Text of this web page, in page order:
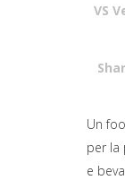
VS
Un
per la
e